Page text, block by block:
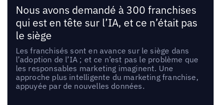
Nous avons demandé à 300 franchises
qui est en tête sur l’IA, et ce n’était pas
le siège
Les franchisés sont en avance sur le siège dans
l’adoption de l’IA ; et ce n’est pas le problème que
les responsables marketing imaginent. Une
approche plus intelligente du marketing franchise,
appuyée par de nouvelles données.